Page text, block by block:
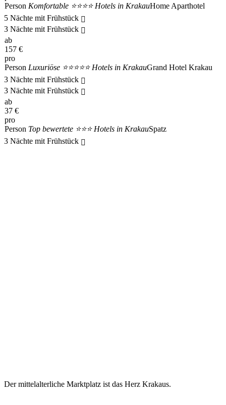
Person Komfortable ⭐⭐⭐⭐ Hotels in KrakauHome Aparthotel
5 Nächte mit Frühstück
3 Nächte mit Frühstück
ab
157 €
pro
Person Luxuriöse ⭐⭐⭐⭐⭐ Hotels in KrakauGrand Hotel Krakau
3 Nächte mit Frühstück
3 Nächte mit Frühstück
ab
37 €
pro
Person Top bewertete ⭐⭐⭐ Hotels in KrakauSpatz
3 Nächte mit Frühstück
Der mittelalterliche Marktplatz ist das Herz Krakaus.